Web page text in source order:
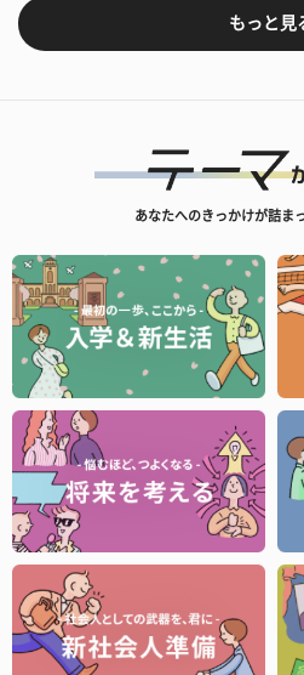
もっと見
あなたへのきっかけが詰ま